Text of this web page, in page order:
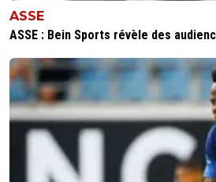
ASSE
ASSE : Bein Sports révèle des